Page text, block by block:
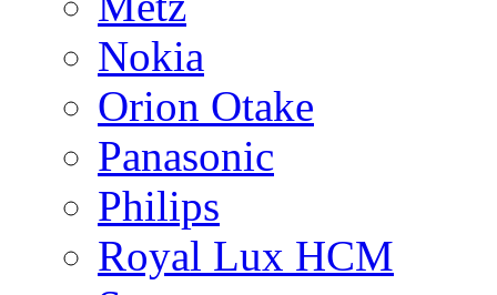
Nokia
Orion Otake
Panasonic
Philips
Royal Lux HCM